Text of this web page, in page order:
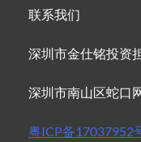
联系我们
深圳市金仕铭投资
深圳市南山区蛇口
粤ICP备17037952